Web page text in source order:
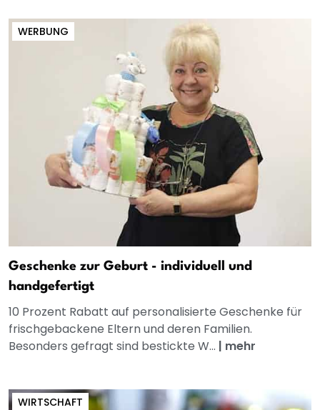
WERBUNG
Geschenke zur Geburt - individuell und
handgefertigt
10 Prozent Rabatt auf personalisierte Geschenke für
frischgebackene Eltern und deren Familien.
Besonders gefragt sind bestickte W... | mehr
WIRTSCHAFT